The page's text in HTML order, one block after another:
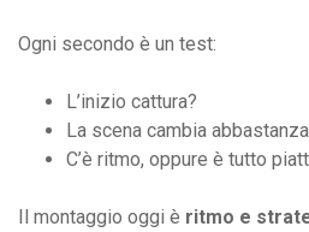
Ogni secondo è un test:
L’inizio cattura?
La scena cambia
C’è ritmo, oppure è tutto
Il montaggio oggi è ritmo e